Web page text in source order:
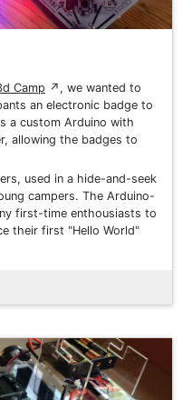
Camp ↗ , we wanted to
an electronic badge to
a custom Arduino with
allowing the badges to
used in a hide-and-seek
campers. The Arduino-
first-time enthousiasts to
their first "Hello World"